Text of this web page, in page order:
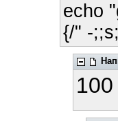
echo
{/" -